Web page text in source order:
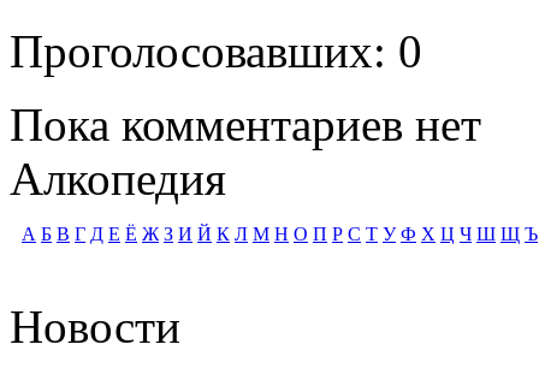
Проголосовавших: 0
Пока комментариев нет
Алкопедия
А Б В Г Д Е Ё Ж З И Й К Л М Н О П Р С Т У Ф Х Ц Ч Ш Щ Ъ
Новости